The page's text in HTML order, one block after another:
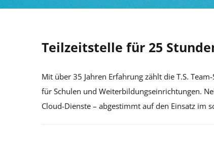
Teilzeitstelle für 25
Mit über 35 Jahren Erfahrung zählt die T.S.
für Schulen und Weiterbildungseinrichtungen.
Cloud-Dienste – abgestimmt auf den Einsatz im